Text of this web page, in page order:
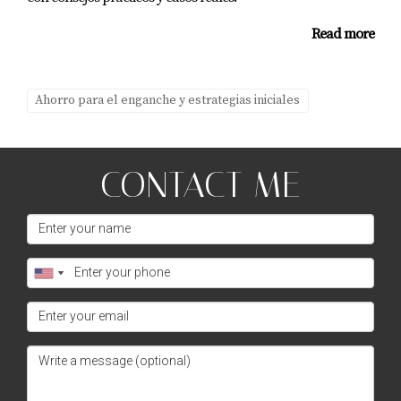
tu sueño de tener una casa propia en Miami. Recuerda
el siguiente paso hacia la compra de tu hogar ideal, no
asegurarse de que tomes decisiones informadas que se
alineen con tus objetivos financieros. Además, si quieres
recibir más consejos sobre cómo mejorar tu situación
financiera o necesitas ayuda personalizada para
encontrar la propiedad perfecta en Miami, ¡no dudes en
ponerte en contacto! Tu futuro hogar te espera.
Preguntas frecuentes
Read more
Ahorro para el enganche y estrategias iniciales
CONTACT ME